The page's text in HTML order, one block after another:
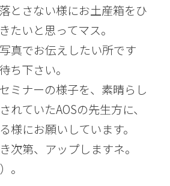
とさない様にお土産箱をひ
たいと思ってマス。
真でお伝えしたい所です
ち下さい。
ミナーの様子を、素晴らし
れていたAOSの先生方に、
様にお願いしています。
次第、アップしますネ。
。